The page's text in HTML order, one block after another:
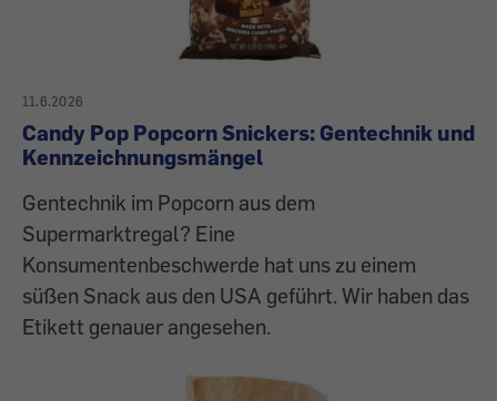
11.6.2026
Candy Pop Popcorn Snickers: Gentechnik und
Kennzeichnungsmängel
Gentechnik im Popcorn aus dem
Supermarktregal? Eine
Konsumentenbeschwerde hat uns zu einem
süßen Snack aus den USA geführt. Wir haben das
Etikett genauer angesehen.